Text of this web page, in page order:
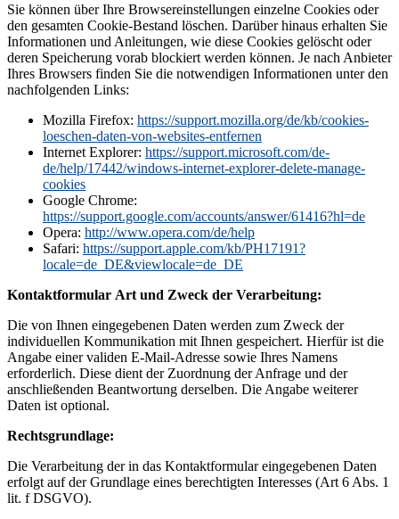
Sie können über Ihre Browsereinstellungen einzelne Cookies oder
den gesamten Cookie-Bestand löschen. Darüber hinaus erhalten Sie
Informationen und Anleitungen, wie diese Cookies gelöscht oder
deren Speicherung vorab blockiert werden können. Je nach Anbieter
Ihres Browsers finden Sie die notwendigen Informationen unter den
nachfolgenden Links:
Mozilla Firefox: https://support.mozilla.org/de/kb/cookies-
loeschen-daten-von-websites-entfernen
Internet Explorer: https://support.microsoft.com/de-
de/help/17442/windows-internet-explorer-delete-manage-
cookies
Google Chrome:
https://support.google.com/accounts/answer/61416?hl=de
Opera: http://www.opera.com/de/help
Safari: https://support.apple.com/kb/PH17191?
locale=de_DE&viewlocale=de_DE
Kontaktformular Art und Zweck der Verarbeitung:
Die von Ihnen eingegebenen Daten werden zum Zweck der
individuellen Kommunikation mit Ihnen gespeichert. Hierfür ist die
Angabe einer validen E-Mail-Adresse sowie Ihres Namens
erforderlich. Diese dient der Zuordnung der Anfrage und der
anschließenden Beantwortung derselben. Die Angabe weiterer
Daten ist optional.
Rechtsgrundlage:
Die Verarbeitung der in das Kontaktformular eingegebenen Daten
erfolgt auf der Grundlage eines berechtigten Interesses (Art 6 Abs. 1
lit. f DSGVO).